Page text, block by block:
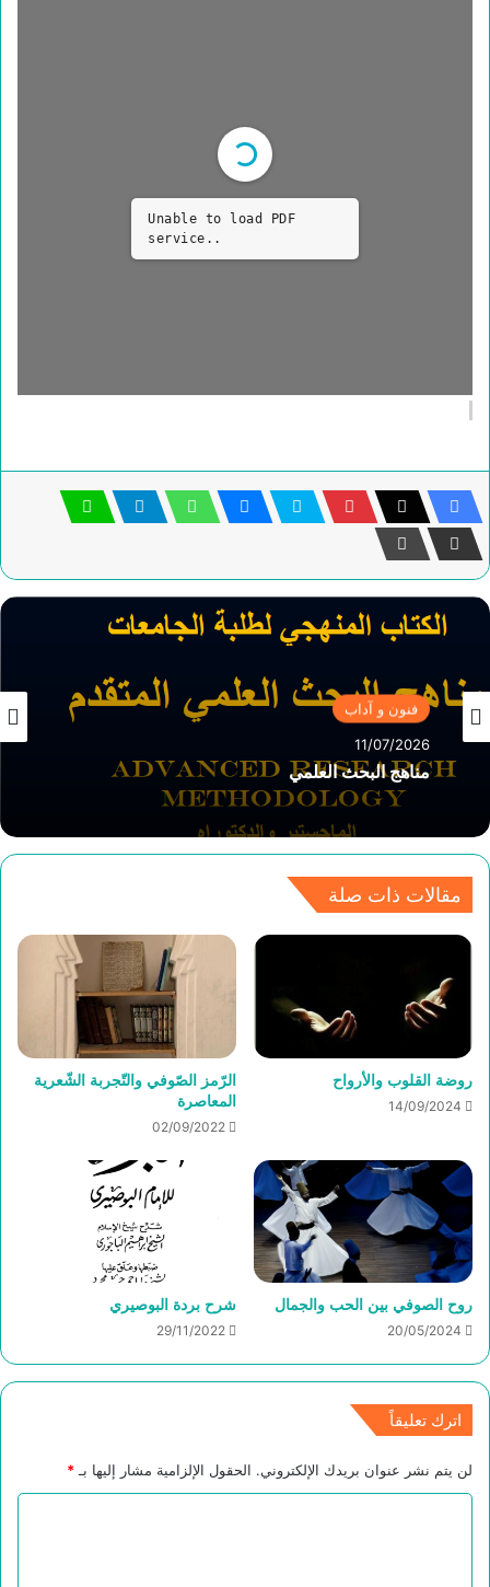
Unable to load PDF
service..
فنون و آداب
11/07/2026
مناهج البحث العلمي
مقالات ذات صلة
روضة القلوب والأرواح
14/09/2024
الرّمز الصّوفي والتّجربة الشّعرية
المعاصرة
02/09/2022
روح الصوفي بين الحب والجمال
20/05/2024
شرح بردة البوصيري
29/11/2022
اترك تعليقاً
لن يتم نشر عنوان بريدك الإلكتروني. الحقول الإلزامية مشار إليها بـ*